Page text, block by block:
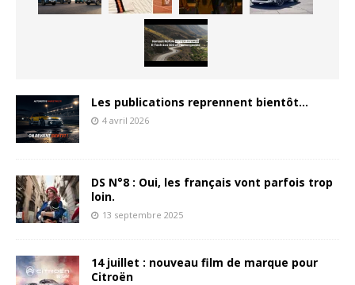
Les publications reprennent bientôt…
4 avril 2026
DS N°8 : Oui, les français vont parfois trop
loin.
13 septembre 2025
14 juillet : nouveau film de marque pour
Citroën